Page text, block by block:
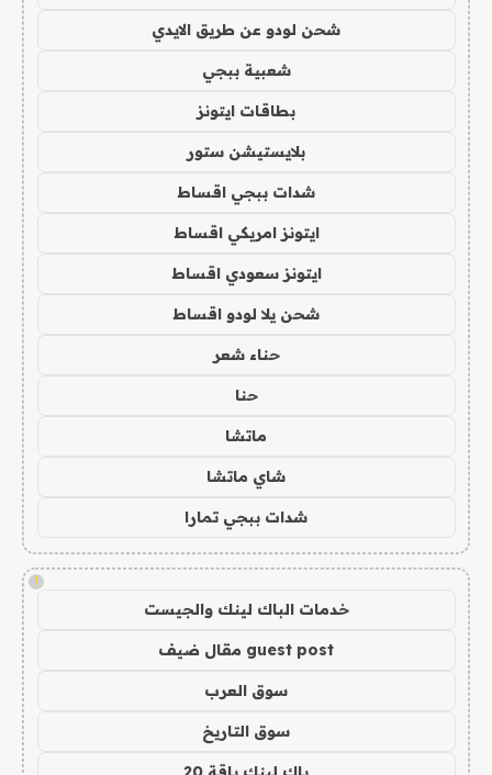
شحن لودو عن طريق الايدي
شعبية ببجي
بطاقات ايتونز
بلايستيشن ستور
شدات ببجي اقساط
ايتونز امريكي اقساط
ايتونز سعودي اقساط
شحن يلا لودو اقساط
حناء شعر
حنا
ماتشا
شاي ماتشا
شدات ببجي تمارا
!
خدمات الباك لينك والجيست
guest post مقال ضيف
سوق العرب
سوق التاريخ